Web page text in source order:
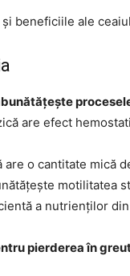
beneficiile ale
are efect
are o cantitate mică
motilitatea
a nutrienților
pierderea în